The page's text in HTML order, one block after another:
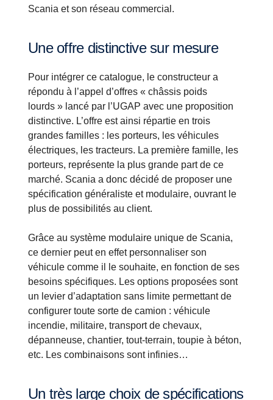
Scania et son réseau commercial.
Une offre distinctive sur mesure
Pour intégrer ce catalogue, le constructeur a
répondu à l’appel d’offres « châssis poids
lourds » lancé par l’UGAP avec une proposition
distinctive. L’offre est ainsi répartie en trois
grandes familles : les porteurs, les véhicules
électriques, les tracteurs. La première famille, les
porteurs, représente la plus grande part de ce
marché. Scania a donc décidé de proposer une
spécification généraliste et modulaire, ouvrant le
plus de possibilités au client.
Grâce au système modulaire unique de Scania,
ce dernier peut en effet personnaliser son
véhicule comme il le souhaite, en fonction de ses
besoins spécifiques. Les options proposées sont
un levier d’adaptation sans limite permettant de
configurer toute sorte de camion : véhicule
incendie, militaire, transport de chevaux,
dépanneuse, chantier, tout-terrain, toupie à béton,
etc. Les combinaisons sont infinies…
Un très large choix de spécifications